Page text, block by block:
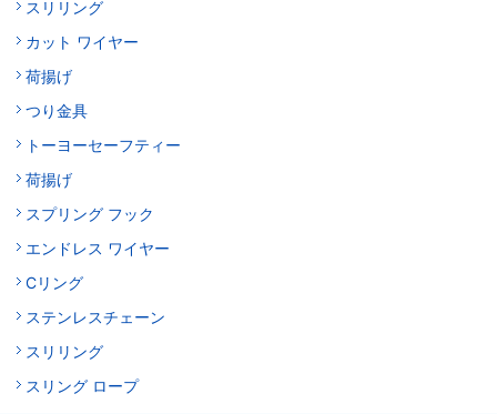
スリリング
カット ワイヤー
荷揚げ
つり金具
トーヨーセーフティー
荷揚げ
スプリング フック
エンドレス ワイヤー
Cリング
ステンレスチェーン
スリリング
スリング ロープ